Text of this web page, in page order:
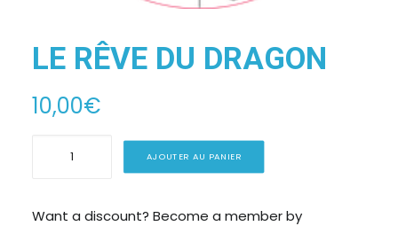
LE RÊVE DU DRAGON
10,00€
RÊVE
AJOUTER AU PANIER
Want a discount? Become a member by